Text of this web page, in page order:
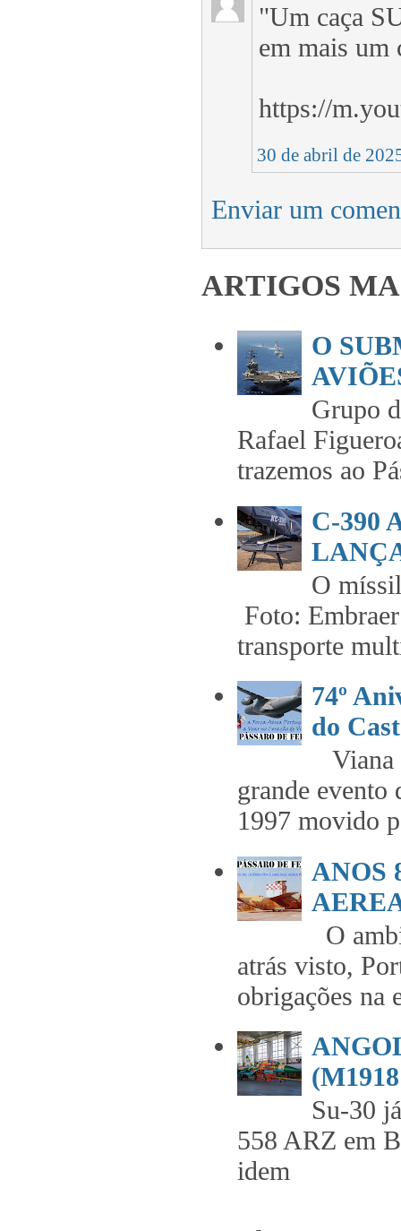
"Um caça
em mais um
https://
30 de abril de
Enviar um
ARTIGOS
O
Grupo
Rafael
trazemos ao
C-390
O
Foto:
transporte
74º
do
Viana
grande evento
1997 movido
ANOS
O
atrás visto,
obrigações na
Su-30
558 ARZ
idem